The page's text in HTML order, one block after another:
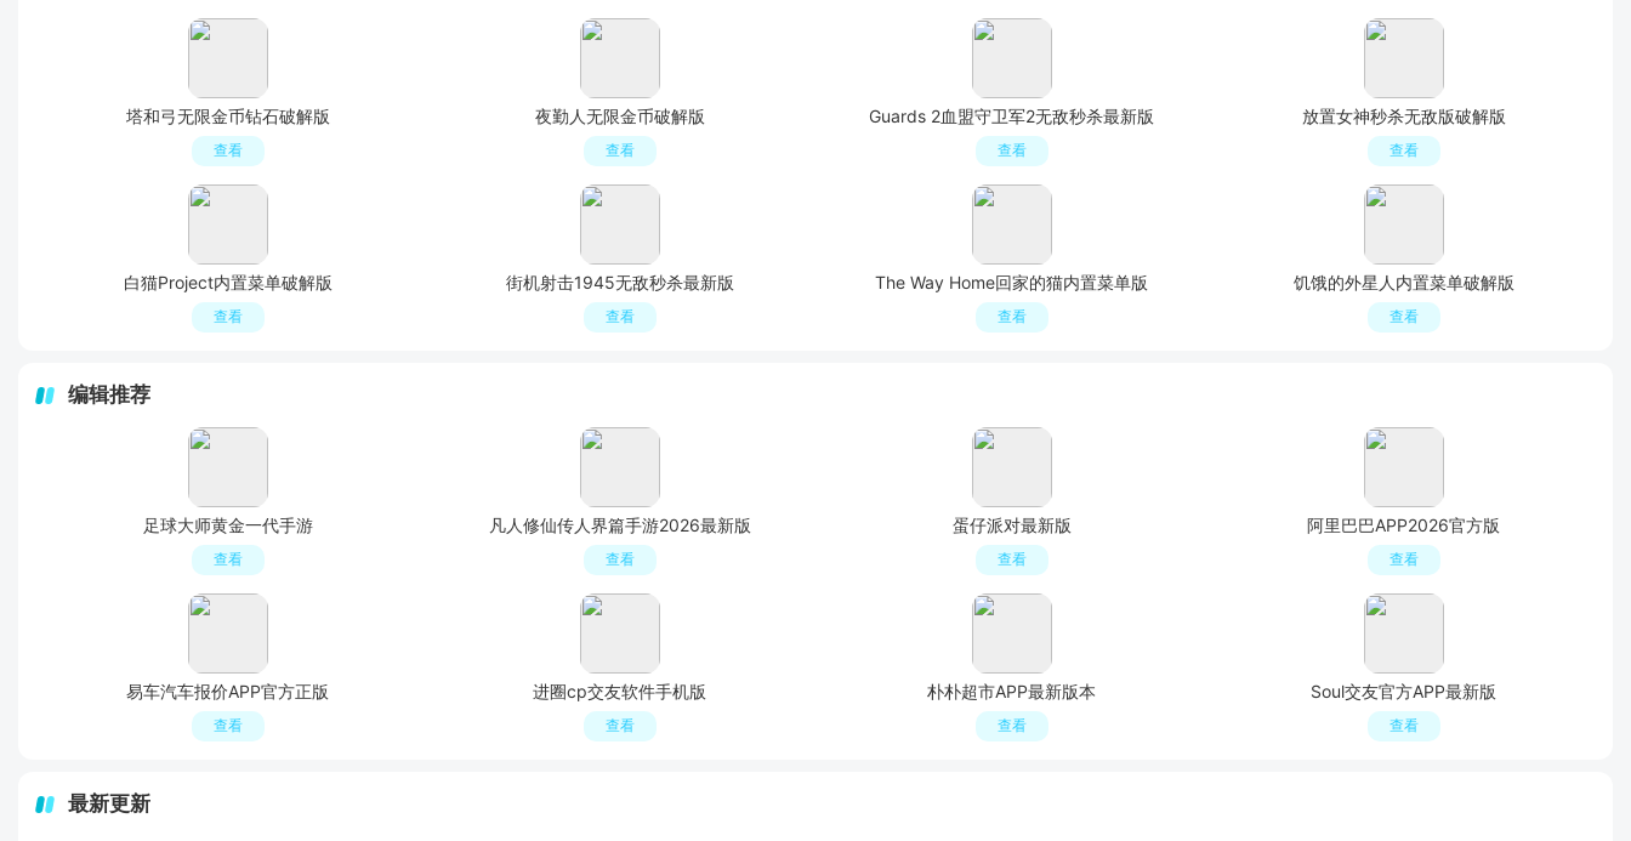
塔和弓无限金币钻石破解版
查看
夜勤人无限金币破解版
查看
Guards 2血盟守卫军2无敌秒杀最新版
查看
放置女神秒杀无敌版破解版
查看
白猫Project内置菜单破解版
查看
街机射击1945无敌秒杀最新版
查看
The Way Home回家的猫内置菜单版
查看
饥饿的外星人内置菜单破解版
查看
编辑推荐
足球大师黄金一代手游
查看
凡人修仙传人界篇手游2026最新版
查看
蛋仔派对最新版
查看
阿里巴巴APP2026官方版
查看
易车汽车报价APP官方正版
查看
进圈cp交友软件手机版
查看
朴朴超市APP最新版本
查看
Soul交友官方APP最新版
查看
最新更新